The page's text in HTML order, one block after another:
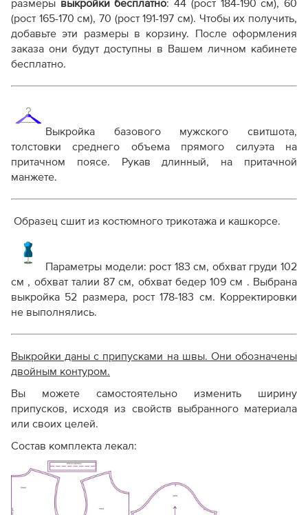
Инструкция-мужского-базового-свитшота-
Лео542.pdf
Дополнительные файлы:
Справочник - виды швов
Терминология машинных работ
Дополнение к технологии пошива
Как распечатывать выкройки
Как скорректировать готовую выкройку по росту
размеры выкройки бесплатно: 44 (рост 184-190 см), 60
(рост 165-170 см), 70 (рост 191-197 см). Чтобы их получить,
добавьте эти размеры в корзину. После оформления
заказа они будут доступны в Вашем личном кабинете
бесплатно.
Выкройка базового мужского свитшота,
толстовки среднего объема прямого силуэта на
притачном поясе. Рукав длинный, на притачной
манжете.
Образец сшит из костюмного трикотажа и кашкорсе.
Параметры модели: рост 183 см, обхват груди 102
см , обхват талии 87 см, обхват бедер 109 см . Выбрана
выкройка 52 размера, рост 178-183 см. Корректировки
не выполнялись.
Выкройки даны с припусками на швы. Они обозначены
двойным контуром.
Вы можете самостоятельно изменить ширину
припусков, исходя из свойств выбранного материала
или своих целей.
Состав комплекта лекал: